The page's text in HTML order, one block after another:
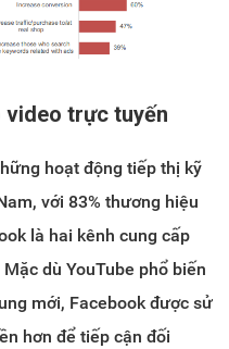
video trực tuyến
hoạt động tiếp thị kỹ
với 83% thương hiệu
là hai kênh cung cấp
dù YouTube phổ biến
mới, Facebook được sử
hơn để tiếp cận đối